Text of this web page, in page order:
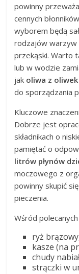
powinny
cennych
wyborem będą
rodzajów warzyw
przekąski. Warto
lub w wodzie
jak oliwa z oliwek
do sporządzania
Kluczowe
Dobrze jest
składnikach o
pamiętać o
litrów płynów
moczowego z
powinny skupić
pieczenia.
Wśród
ryż
kasze (na
chudy
strączki w